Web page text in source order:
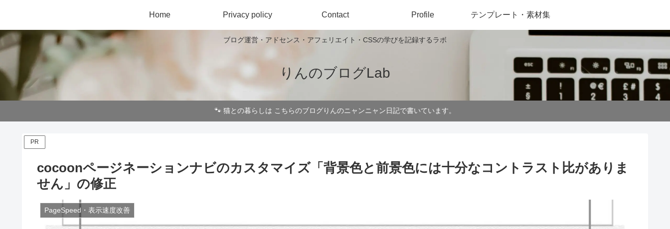
ブログ運営・アドセンス・アフェリエイト・CSSの学びを記録するラボ
りんのブログLab
Home Privacy policy Contact Profile テンプレート・素材集
🐾 猫との暮らしは こちらのブログりんのニャンニャン日記で書いています。
PR
cocoonページネーションナビのカスタマイズ「背景色と前景色には十分なコントラスト比がありま
せん」の修正
PageSpeed・表示速度改善